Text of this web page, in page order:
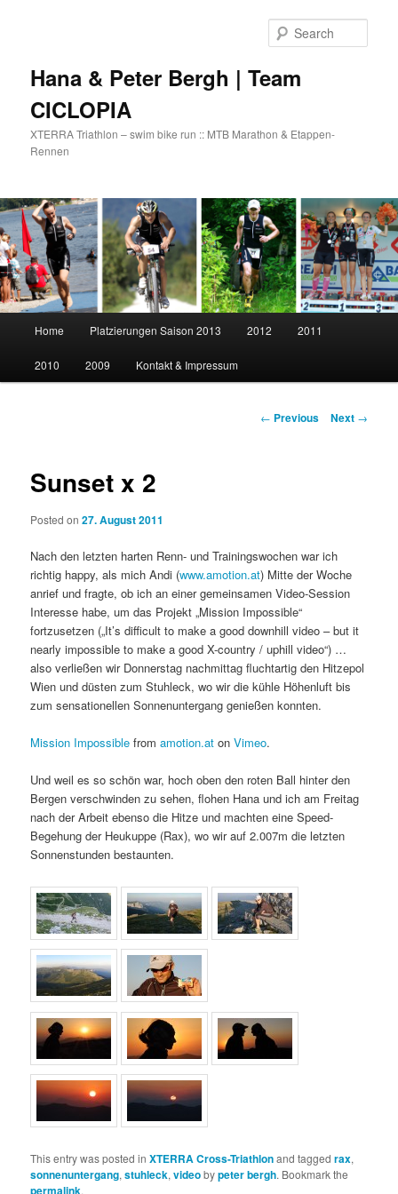
Hana & Peter Bergh | Team
CICLOPIA
XTERRA Triathlon – swim bike run :: MTB Marathon & Etappen-
Rennen
Home Platzierungen Saison 2013 2012 2011
2010 2009 Kontakt & Impressum
Post
← Previous Next →
Sunset x 2
Posted on27. August 2011
Nach den letzten harten Renn- und Trainingswochen war ich
richtig happy, als mich Andi (www.amotion.at) Mitte der Woche
anrief und fragte, ob ich an einer gemeinsamen Video-Session
Interesse habe, um das Projekt „Mission Impossible“
fortzusetzen („It’s difficult to make a good downhill video – but it
nearly impossible to make a good X-country / uphill video“) …
also verließen wir Donnerstag nachmittag fluchtartig den Hitzepol
Wien und düsten zum Stuhleck, wo wir die kühle Höhenluft bis
zum sensationellen Sonnenuntergang genießen konnten.
Mission Impossible fromamotion.at onVimeo.
Und weil es so schön war, hoch oben den roten Ball hinter den
Bergen verschwinden zu sehen, flohen Hana und ich am Freitag
nach der Arbeit ebenso die Hitze und machten eine Speed-
Begehung der Heukuppe (Rax), wo wir auf 2.007m die letzten
Sonnenstunden bestaunten.
This entry was posted inXTERRA Cross-Triathlonand taggedrax,
sonnenuntergang,stuhleck,videobypeter bergh. Bookmark the
permalink.